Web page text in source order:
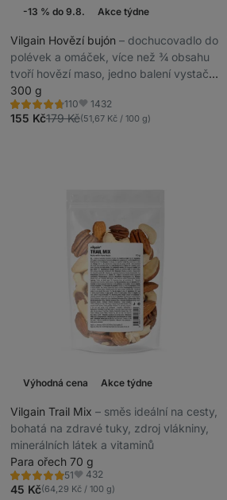
-13 % do 9.8. Akce týdne
Vilgain Hovězí bujón ⁠–⁠ dochucovadlo do
polévek a omáček, více než ¾ obsahu
tvoří hovězí maso, jedno balení vystačí
až na 8 litrů vývaru, bez konzervantů
300 g
110
Hodnocení
4.7/5,
110
Oblíbené
1432
155 Kč179 Kč(51,67 Kč / 100 g)
Výhodná cena Akce týdne
Vilgain Trail Mix ⁠–⁠ směs ideální na cesty,
bohatá na zdravé tuky, zdroj vlákniny,
minerálních látek a vitaminů
Para ořech 70 g
51
Hodnocení
4.9/5,
51
Oblíbené
432
45 Kč(64,29 Kč / 100 g)